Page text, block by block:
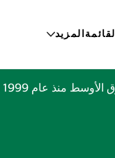
القائمة المزيد